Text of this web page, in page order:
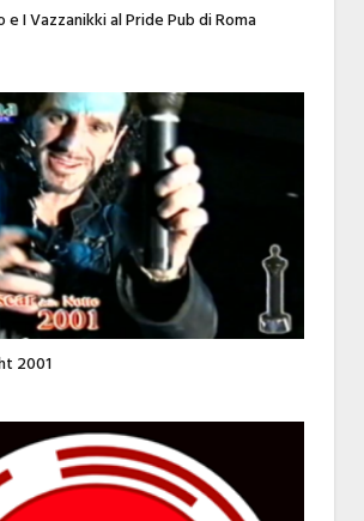
e I Vazzanikki al Pride Pub di Roma
2001